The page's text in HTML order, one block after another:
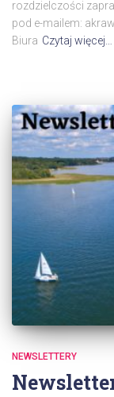
rozdzielczości
pod e-mailem:
Biura Czytaj więcej…
NEWSLETTERY